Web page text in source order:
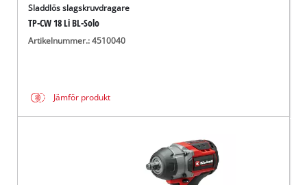
Sladdlös slagskruvdragare
TP-CW 18 Li BL-Solo
Artikelnummer.: 4510040
Jämför produkt